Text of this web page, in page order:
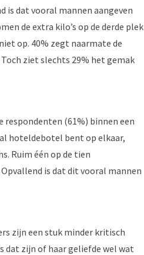
is dat vooral mannen aangeven
de extra kilo’s op de derde plek
op. 40% zegt naarmate de
ziet slechts 29% het gemak
respondenten (61%) binnen een
hoteldebotel bent op elkaar,
Ruim één op de tien
is dat dit vooral mannen
zijn een stuk minder kritisch
dat zijn of haar geliefde wel wat